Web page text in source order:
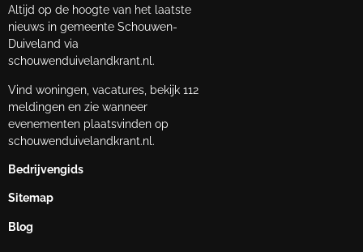
Altijd op de hoogte van het laatste
nieuws in gemeente Schouwen-
Duiveland via
schouwenduivelandkrant.nl.
Vind woningen, vacatures, bekijk 112
meldingen en zie wanneer
evenementen plaatsvinden op
schouwenduivelandkrant.nl.
Bedrijvengids
Sitemap
Blog